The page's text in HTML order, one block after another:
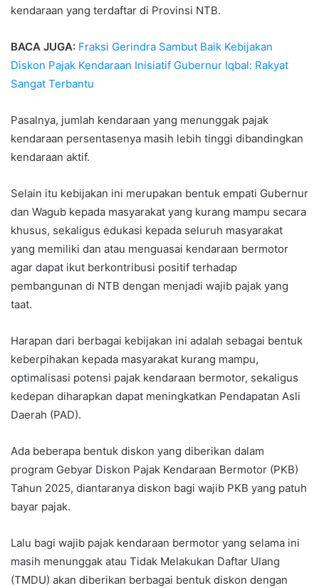
kendaraan yang terdaftar di Provinsi NTB.
BACA JUGA: Fraksi Gerindra Sambut Baik Kebijakan
Diskon Pajak Kendaraan Inisiatif Gubernur Iqbal: Rakyat
Sangat Terbantu
Pasalnya, jumlah kendaraan yang menunggak pajak
kendaraan persentasenya masih lebih tinggi dibandingkan
kendaraan aktif.
Selain itu kebijakan ini merupakan bentuk empati Gubernur
dan Wagub kepada masyarakat yang kurang mampu secara
khusus, sekaligus edukasi kepada seluruh masyarakat
yang memiliki dan atau menguasai kendaraan bermotor
agar dapat ikut berkontribusi positif terhadap
pembangunan di NTB dengan menjadi wajib pajak yang
taat.
Harapan dari berbagai kebijakan ini adalah sebagai bentuk
keberpihakan kepada masyarakat kurang mampu,
optimalisasi potensi pajak kendaraan bermotor, sekaligus
kedepan diharapkan dapat meningkatkan Pendapatan Asli
Daerah (PAD).
Ada beberapa bentuk diskon yang diberikan dalam
program Gebyar Diskon Pajak Kendaraan Bermotor (PKB)
Tahun 2025, diantaranya diskon bagi wajib PKB yang patuh
bayar pajak.
Lalu bagi wajib pajak kendaraan bermotor yang selama ini
masih menunggak atau Tidak Melakukan Daftar Ulang
(TMDU) akan diberikan berbagai bentuk diskon dengan